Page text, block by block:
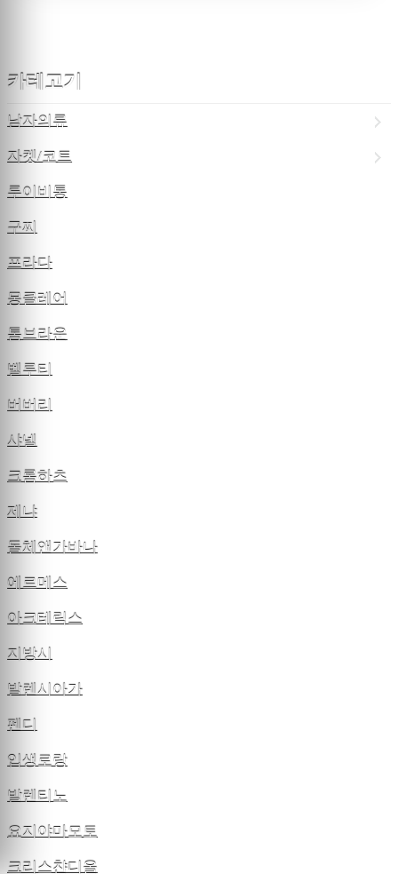
카테고기
남자의류
자켓/코트
루이비통
구찌
프라다
몽클레어
톰브라운
벨루티
버버리
샤넬
크롬하츠
제냐
돌체앤가바나
에르메스
아크테릭스
지방시
발렌시아가
펜디
입생로랑
발렌티노
요지야마모토
크리스챤디올